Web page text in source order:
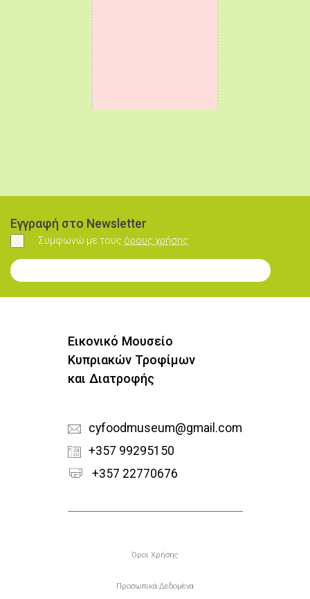
Εγγραφή στο Newsletter
Συμφωνώ
Συμφωνώ με τους όρους χρήσης
Εγγραφή στο Newsletter
Εικονικό Μουσείο
Κυπριακών Τροφίμων
και Διατροφής
cyfoodmuseum@gmail.com
+357 99295150
+357 22770676
Υποσέλιδο
Όροι Χρήσης
Προσωπικά Δεδομένα